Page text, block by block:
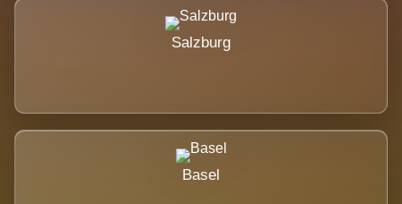
Salzburg
Basel